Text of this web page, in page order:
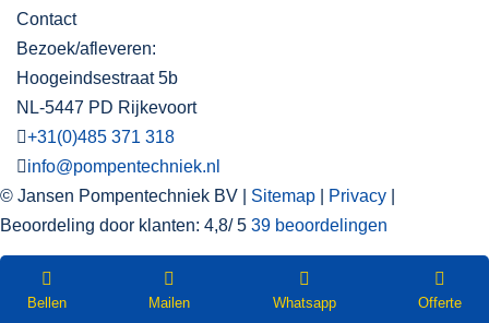
Contact
Bezoek/afleveren:
Hoogeindsestraat 5b
NL-5447 PD Rijkevoort
+31(0)485 371 318
info@pompentechniek.nl
© Jansen Pompentechniek BV | Sitemap Privacy
Beoordeling door klanten: 4,8/5 39 beoordelingen
WEBSHOP Nieuwsbrief
Bellen Mailen Whatsapp Offerte